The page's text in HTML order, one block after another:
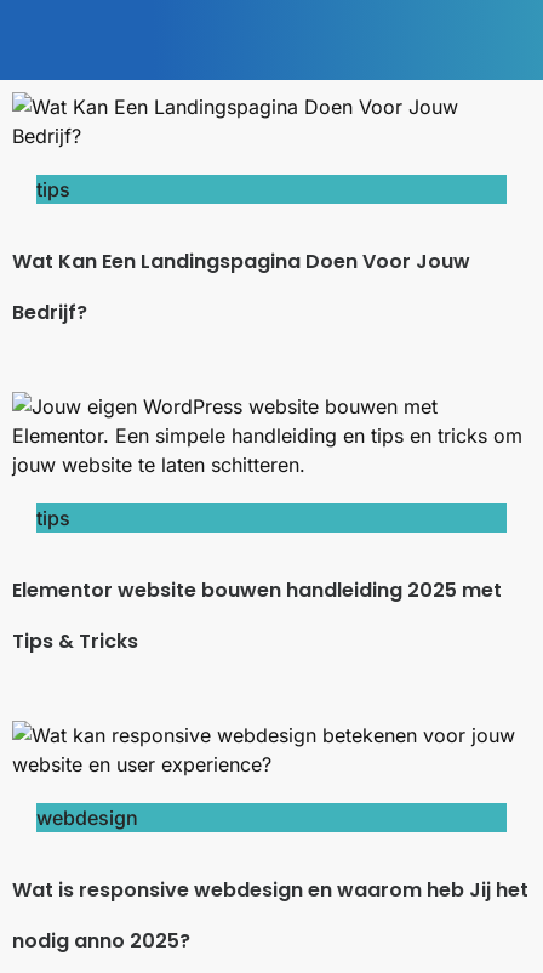
tips
Wat Kan Een Landingspagina Doen Voor Jouw
Bedrijf?
tips
Elementor website bouwen handleiding 2025 met
Tips & Tricks
webdesign
Wat is responsive webdesign en waarom heb Jij het
nodig anno 2025?